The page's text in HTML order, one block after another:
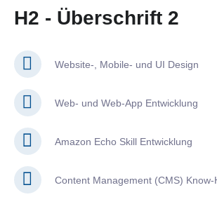
H2 - Überschrift 2
Website-, Mobile- und UI Design
Web- und Web-App Entwicklung
Amazon Echo Skill Entwicklung
Content Management (CMS) Know-